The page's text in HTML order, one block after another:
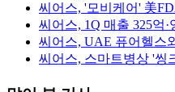
씨어스, '모비케어' 美
씨어스, 1Q 매출 325억
씨어스, UAE 퓨어헬스
씨어스, 스마트병상 '씽